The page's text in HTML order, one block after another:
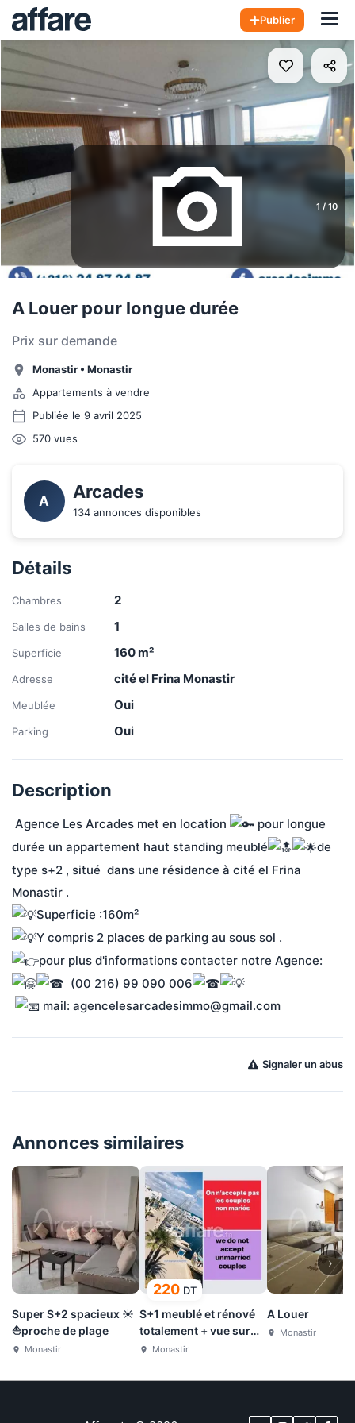
Publier
1 / 10
A Louer pour longue durée
Prix sur demande
Monastir • Monastir
Appartements à vendre
Publiée le 9 avril 2025
570 vues
A Arcades
134 annonces disponibles
Détails
Chambres 2
Salles de bains 1
Superficie 160m²
Adresse cité el Frina Monastir
Meublée Oui
Parking Oui
Description
Agence Les Arcades met en location
pour longue
durée un appartement haut standing meublé
de
type s+2 , situé  dans une résidence à cité el Frina
Monastir .
Superficie :160m²
Y compris 2 places de parking au sous sol .
pour plus d'informations contacter notre Agence:
  (00 216) 99 090 006
mail: agencelesarcadesimmo@gmail.com
Signaler un abus
Annonces similaires
Super S+2 spacieux ☀
⛵proche de plage
Monastir
220 DT
S+1 meublé et rénové
totalement + vue sur
port nautique
Monastir
A Louer
Monastir
›